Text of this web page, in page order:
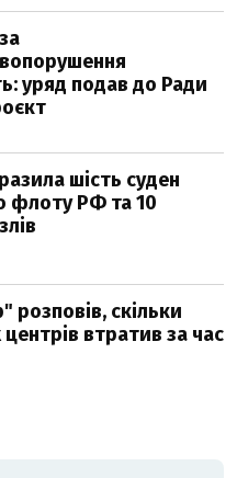
уряд подав до Ради
шість суден
флоту РФ та 10
розповів, скільки
втратив за час